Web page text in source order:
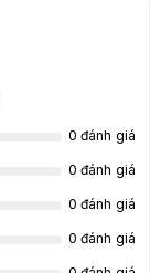
0 đánh giá
0 đánh giá
0 đánh giá
0 đánh giá